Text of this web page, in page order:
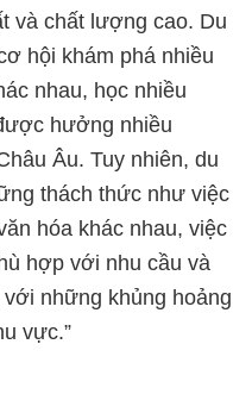
và chất lượng cao. Du
hội khám phá nhiều
nhau, học nhiều
hưởng nhiều
Âu. Tuy nhiên, du
thách thức như việc
hóa khác nhau, việc
hợp với nhu cầu và
những khủng hoảng
vực.”